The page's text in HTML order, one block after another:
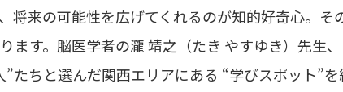
将来の可能性を広げてくれるのが知的好奇心。そ
ます。脳医学者の瀧 靖之（たき やすゆき）先生
たちと選んだ関西エリアにある “学びスポット”を